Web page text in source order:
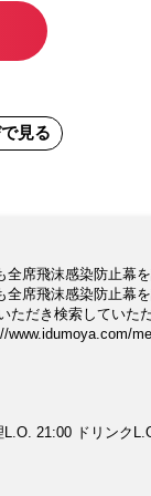
で見る
席飛沫感染防止幕を
席飛沫感染防止幕を
ただき検索していた
demae/
21:00 ドリンク